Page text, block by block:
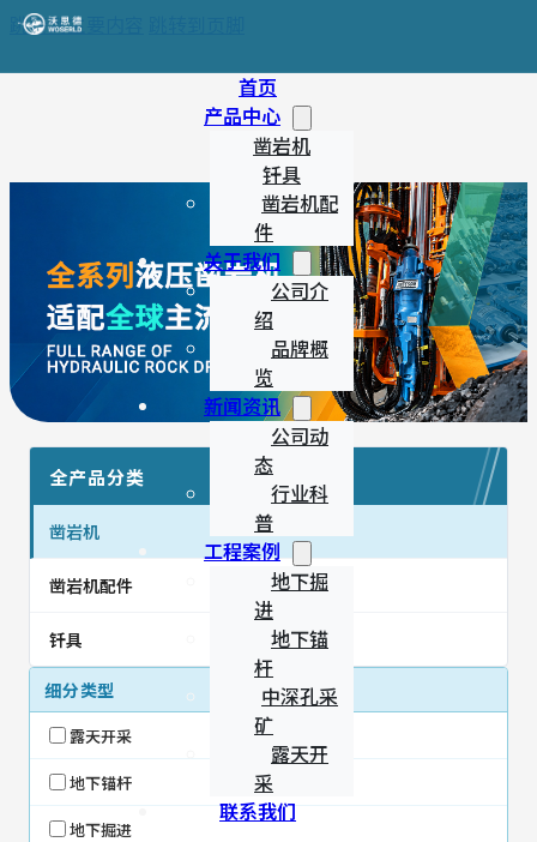
跳转到主要内容
首页
产品中心
凿岩机
钎具
凿岩机配
件
关于我们
公司介
绍
品牌概
览
新闻资讯
公司动
态
行业科
普
工程案例
地下掘
进
地下锚
杆
中深孔采
矿
露天开
采
联系我们
全产品分类
凿岩机
凿岩机配件
钎具
细分类型
露天开采
地下锚杆
地下掘进